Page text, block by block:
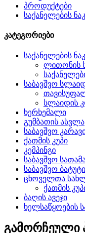
პროდუქტები
საქანელების
კატეგორიები
საქანელების
ლითონის
საბავშვო
სლაიდის
ხერხემალი
გუმბათის ასვლა
საბავშვო
ქათმის კუპი
კემპინგი
საბავშვო
საბავშვო ბატუტი
ცხოველთა
ქათმის
ბაღის ავეჯი
ხელსაწყოების
გამორჩეული